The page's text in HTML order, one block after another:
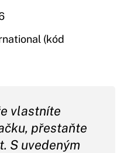
(kód
vlastníte
přestaňte
S uvedeným